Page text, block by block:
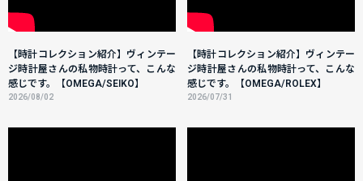
【時計コレクション紹介】ヴィンテー
ジ時計屋さんの私物時計って、こんな
感じです。【OMEGA/SEIKO】
2026/08/02
【時計コレクション紹介】ヴィンテー
ジ時計屋さんの私物時計って、こんな
感じです。【OMEGA/ROLEX】
2026/07/31